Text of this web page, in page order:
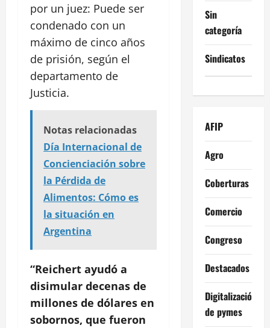
por un juez: Puede ser
condenado con un
máximo de cinco años
de prisión, según el
departamento de
Justicia.
Notas relacionadas
Día Internacional de
Concienciación sobre
la Pérdida de
Alimentos: Cómo es
la situación en
Argentina
“Reichert ayudó a
disimular decenas de
millones de dólares en
sobornos, que fueron
Sin
categoría
Sindicatos
AFIP
Agro
Coberturas
Comercio
Congreso
Destacados
Digitalización
de pymes